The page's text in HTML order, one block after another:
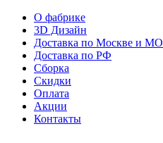
О фабрике
3D Дизайн
Доставка по Москве и МО
Доставка по РФ
Сборка
Скидки
Оплата
Акции
Контакты